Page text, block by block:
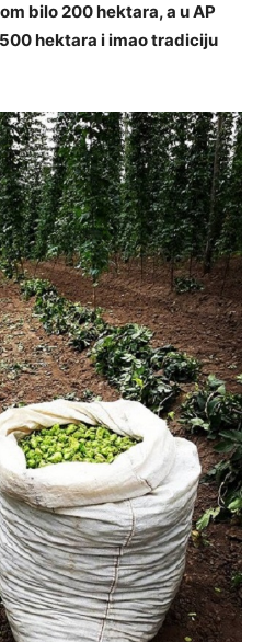
bilo 200 hektara, a u AP
hektara i imao tradiciju